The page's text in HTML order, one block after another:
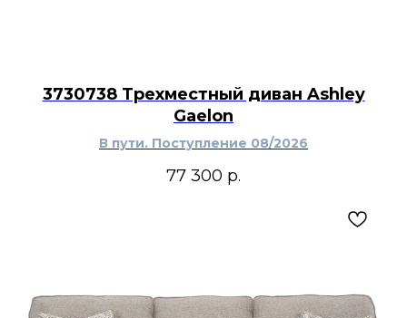
3730738 Трехместный диван Ashley
Gaelon
В пути. Поступление 08/2026
77 300 р.